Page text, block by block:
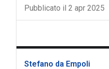
Pubblicato il 2 apr 2025
Stefano da Empoli